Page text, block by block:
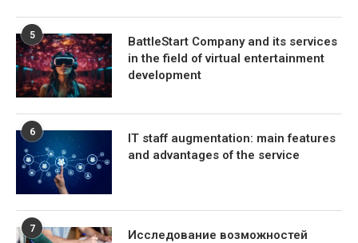
5
BattleStart Company and its services
in the field of virtual entertainment
development
6
IT staff augmentation: main features
and advantages of the service
7
Исследование возможностей